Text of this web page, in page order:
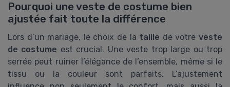
Pourquoi une veste de costume bien
ajustée fait toute la différence
Lors d’un mariage, le choix de la taille de votreveste
de costume est crucial. Une veste trop large ou trop
serrée peut ruiner l’élégance de l’ensemble, même si le
tissu ou la couleur sont parfaits. L’ajustement